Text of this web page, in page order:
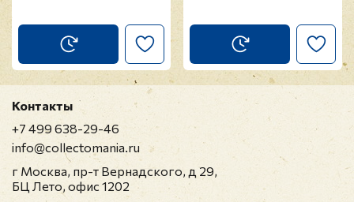
Контакты
+7 499 638-29-46
info@collectomania.ru
г Москва, пр-т Вернадского, д 29,
БЦ Лето, офис 1202